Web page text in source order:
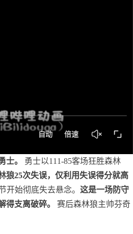
士。
勇士以111-85客场狂胜森林
狼25次失误，仅利用失误得分就高
开始彻底失去悬念。这是一场防守
支离破碎。
赛后森林狼主帅芬奇